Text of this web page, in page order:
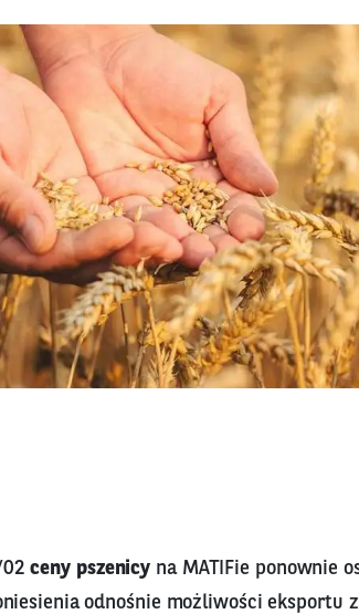
02ceny pszenicy na MATIFie ponownie
odnośnie możliwości eksportu